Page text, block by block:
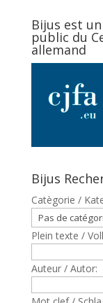
Bijus est
public du
allemand
Bijus
Catègorie /
Plein texte /
Auteur / Autor: